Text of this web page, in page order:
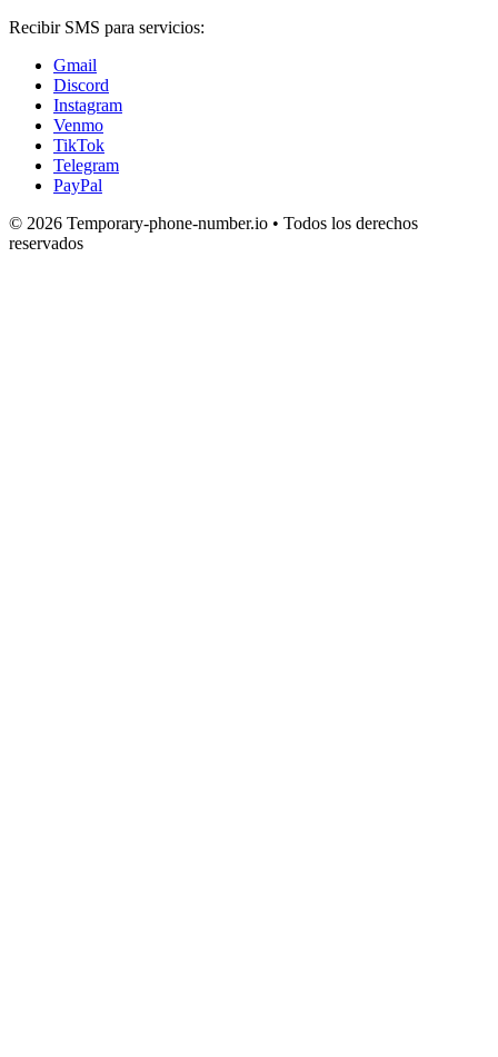
Recibir SMS para servicios:
Gmail
Discord
Instagram
Venmo
TikTok
Telegram
PayPal
© 2026 Temporary-phone-number.io • Todos los derechos
reservados